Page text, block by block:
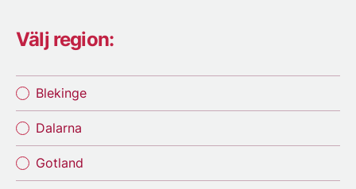
Välj region:
Blekinge
Dalarna
Gotland